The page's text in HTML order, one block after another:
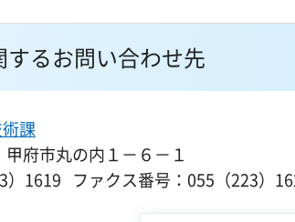
するお問い合わせ先
課
府市丸の内１－６－１
）1619 ファクス番号：055（223）